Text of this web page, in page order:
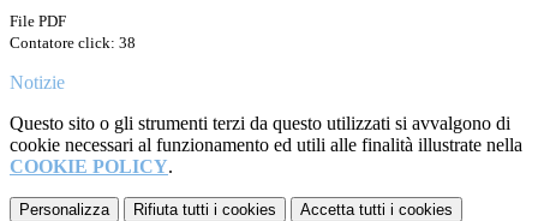
File PDF
Contatore click: 38
Notizie
Questo sito o gli strumenti terzi da questo utilizzati si avvalgono di
cookie necessari al funzionamento ed utili alle finalità illustrate nella
COOKIE POLICY.
Personalizza Rifiuta tutti i cookies Accetta tutti i cookies